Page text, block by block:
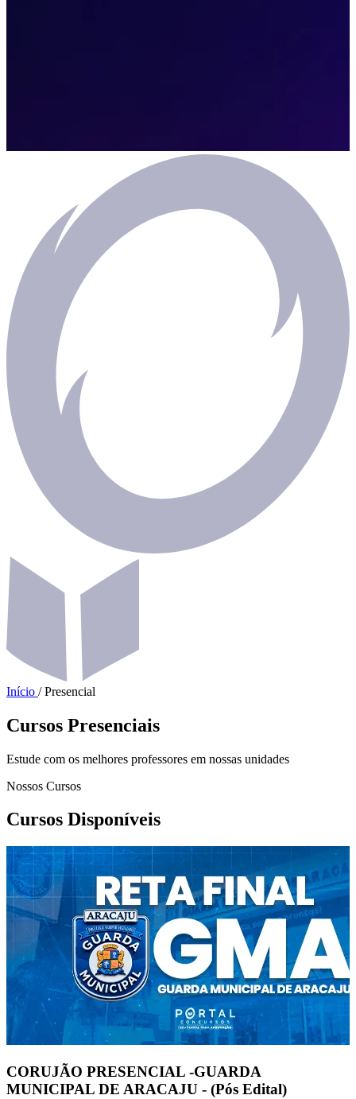
Início / Presencial
Cursos Presenciais
Estude com os melhores professores em nossas unidades
Nossos Cursos
Cursos Disponíveis
CORUJÃO PRESENCIAL -GUARDA
MUNICIPAL DE ARACAJU - (Pós Edital)